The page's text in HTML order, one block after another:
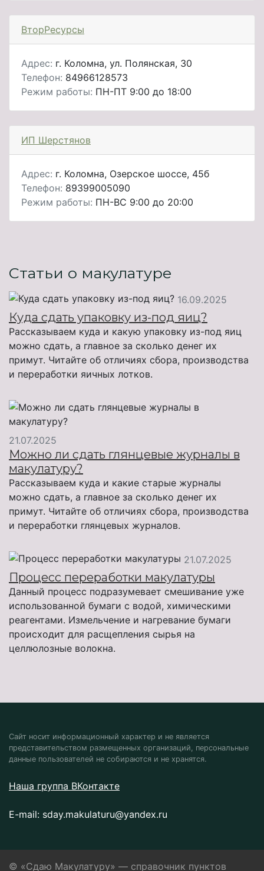
ВторРесурсы
Адрес: г. Коломна, ул. Полянская, 30
Телефон: 84966128573
Режим работы: ПН-ПТ 9:00 до 18:00
ИП Шерстянов
Адрес: г. Коломна, Озерское шоссе, 45б
Телефон: 89399005090
Режим работы: ПН-ВС 9:00 до 20:00
Статьи о макулатуре
16.09.2025
Куда сдать упаковку из-под яиц?
Рассказываем куда и какую упаковку из-под яиц
можно сдать, а главное за сколько денег их
примут. Читайте об отличиях сбора, производства
и переработки яичных лотков.
21.07.2025
Можно ли сдать глянцевые журналы в
макулатуру?
Рассказываем куда и какие старые журналы
можно сдать, а главное за сколько денег их
примут. Читайте об отличиях сбора, производства
и переработки глянцевых журналов.
21.07.2025
Процесс переработки макулатуры
Данный процесс подразумевает смешивание уже
использованной бумаги с водой, химическими
реагентами. Измельчение и нагревание бумаги
происходит для расщепления сырья на
целлюлозные волокна.
Сайт носит информационный характер и не является
представительством размещенных организаций, персональные
данные пользователей не собираются и не хранятся.
Наша группа ВКонтакте
E-mail: sday.makulaturu@yandex.ru
© «Сдаю Макулатуру» — справочник пунктов